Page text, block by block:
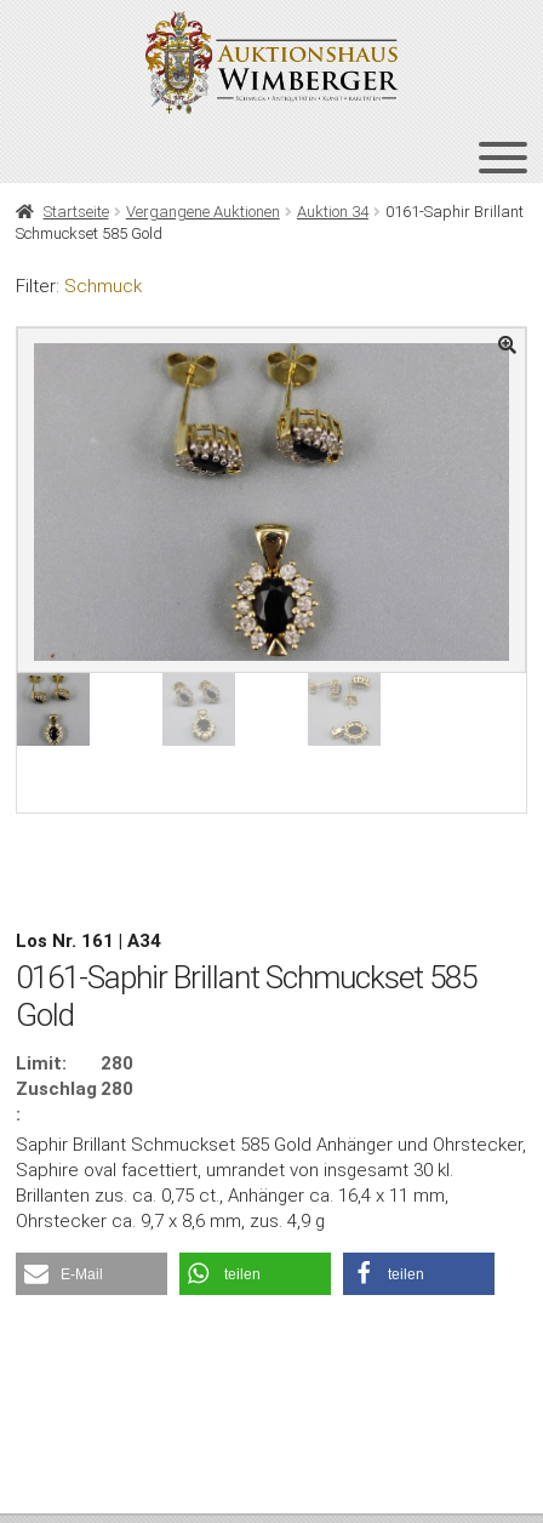
HOME
VERGANGENE AUKTIONEN
Startseite Vergangene Auktionen Auktion 34
0161-Saphir Brillant
Schmuckset 585 Gold
Filter: Schmuck
Los Nr. 161 | A34
0161-Saphir Brillant Schmuckset 585
Gold
Limit:
280
Zuschlag
:
280
Saphir Brillant Schmuckset 585 Gold Anhänger und Ohrstecker,
Saphire oval facettiert, umrandet von insgesamt 30 kl.
Brillanten zus. ca. 0,75 ct., Anhänger ca. 16,4 x 11 mm,
Ohrstecker ca. 9,7 x 8,6 mm, zus. 4,9 g
E-Mail teilen teilen